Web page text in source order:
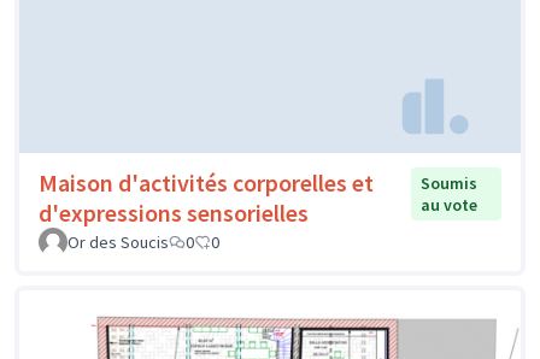
Maison d'activités corporelles et
d'expressions sensorielles
Soumis
au vote
Or des Soucis
0 0